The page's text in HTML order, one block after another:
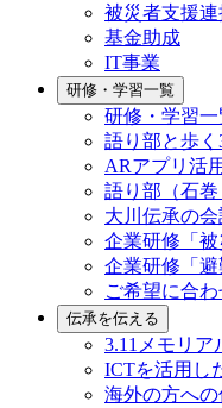
被災者支援連
基金助成
IT事業
研修・学習一覧
研修・学習一
語り部と歩く
ARアプリ活
語り部（石巻
大川伝承の
企業研修「被
企業研修「避
ご希望に合
伝承を伝える
3.11メモリア
ICTを活用し
海外の方への